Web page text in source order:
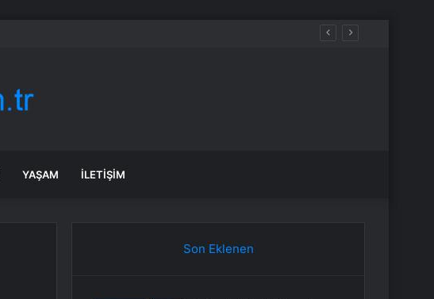
YAŞAM İLETIŞIM
Son Eklenen